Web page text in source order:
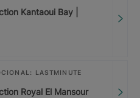
Kantaoui Bay |
LASTMINUTE
Royal El Mansour